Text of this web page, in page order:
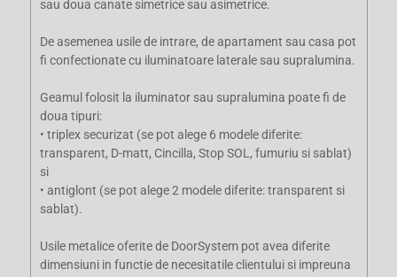
sau doua canate simetrice sau asimetrice.
De asemenea usile de intrare, de apartament sau casa pot
fi confectionate cu iluminatoare laterale sau supralumina.
Geamul folosit la iluminator sau supralumina poate fi de
doua tipuri:
• triplex securizat (se pot alege 6 modele diferite:
transparent, D-matt, Cincilla, Stop SOL, fumuriu si sablat)
si
• antiglont (se pot alege 2 modele diferite: transparent si
sablat).
Usile metalice oferite de DoorSystem pot avea diferite
dimensiuni in functie de necesitatile clientului si impreuna